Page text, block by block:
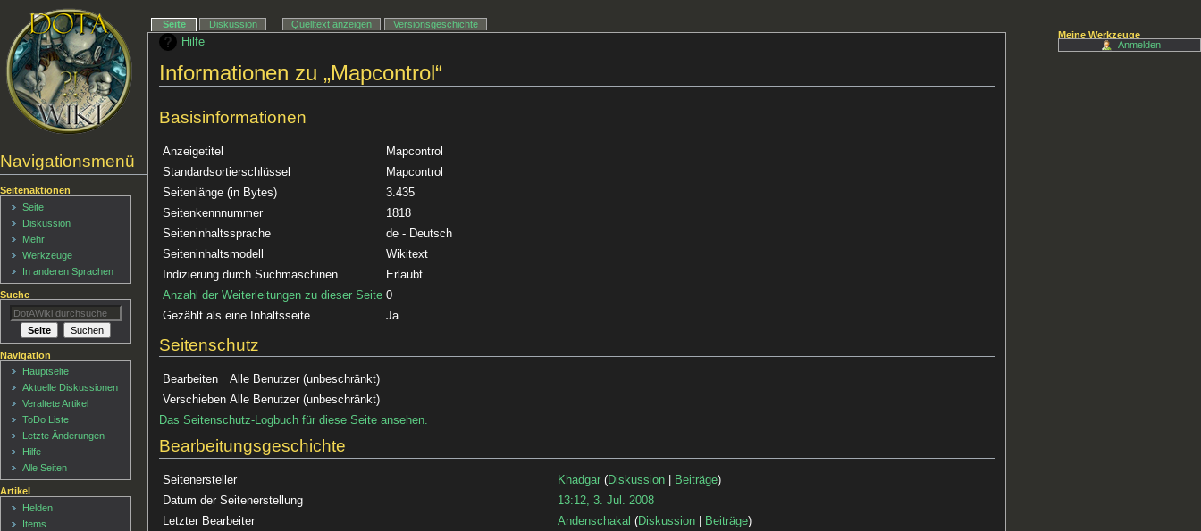
Hilfe
Informationen zu „Mapcontrol“
Basisinformationen
Anzeigetitel
Mapcontrol
Standardsortierschlüssel
Mapcontrol
Seitenlänge (in Bytes)
3.435
Seitenkennnummer
1818
Seiteninhaltssprache
de - Deutsch
Seiteninhaltsmodell
Wikitext
Indizierung durch Suchmaschinen
Erlaubt
Anzahl der Weiterleitungen zu dieser Seite 0
Gezählt als eine Inhaltsseite
Ja
Seitenschutz
Bearbeiten
Alle Benutzer (unbeschränkt)
Verschieben Alle Benutzer (unbeschränkt)
Das Seitenschutz-Logbuch für diese Seite ansehen.
Bearbeitungsgeschichte
Seitenersteller Khadgar (Diskussion Beiträge)
Datum der Seitenerstellung
13:12, 3. Jul. 2008
Letzter Bearbeiter
Andenschakal (Diskussion Beiträge)
Navigationsmenü
Seite Diskussion Quelltext anzeigen Versionsgeschichte
Seitenaktionen
Seite
Diskussion
Mehr
Werkzeuge
In anderen Sprachen
Meine Werkzeuge
Anmelden
Suche
Navigation
Hauptseite
Aktuelle Diskussionen
Veraltete Artikel
ToDo Liste
Letzte Änderungen
Hilfe
Alle Seiten
Artikel
Helden
Items